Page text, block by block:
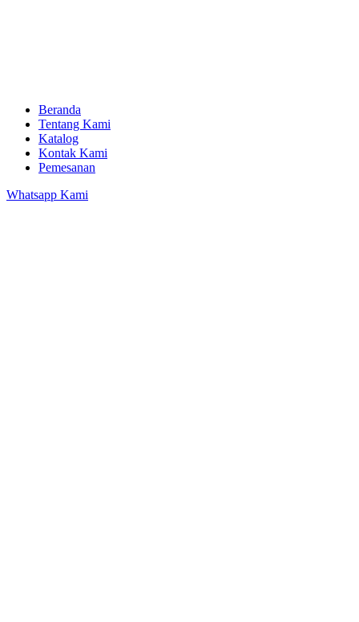
Beranda
Tentang Kami
Katalog
Kontak Kami
Pemesanan
Whatsapp Kami